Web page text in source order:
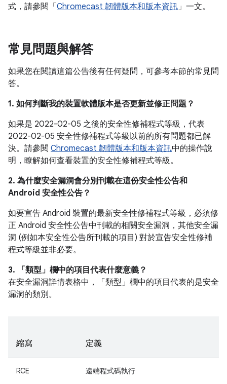
式，請參閱「 Chromecast 韌體版本和版本資訊」一文。
常見問題與解答
如果您在閱讀這篇公告後有任何疑問，可參考本節的常見問
答。
1. 如何判斷我的裝置軟體版本是否更新並修正問題？
如果是 2022-02-05 之後的安全性修補程式等級，代表
2022-02-05 安全性修補程式等級以前的所有問題都已解
決。請參閱 Chromecast 韌體版本和版本資訊中的操作說
明，瞭解如何查看裝置的安全性修補程式等級。
2. 為什麼安全漏洞會分別刊載在這份安全性公告和
Android 安全性公告？
如要宣告 Android 裝置的最新安全性修補程式等級，必須修
正 Android 安全性公告中刊載的相關安全漏洞，其他安全漏
洞 (例如本安全性公告所刊載的項目) 對於宣告安全性修補
程式等級並非必要。
3. 「類型」 欄中的項目代表什麼意義？
在安全漏洞詳情表格中，「類型」 欄中的項目代表的是安全
漏洞的類別。
縮寫 定義
RCE 遠端程式碼執行